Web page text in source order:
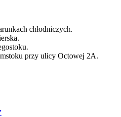
chłodniczych.
przy ulicy Octowej 2A.